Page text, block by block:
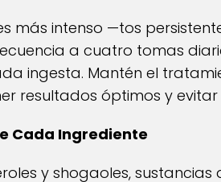
más intenso —tos
a cuatro tomas
ingesta. Mantén el
resultados óptimos y
Cada Ingrediente
y shogaoles,